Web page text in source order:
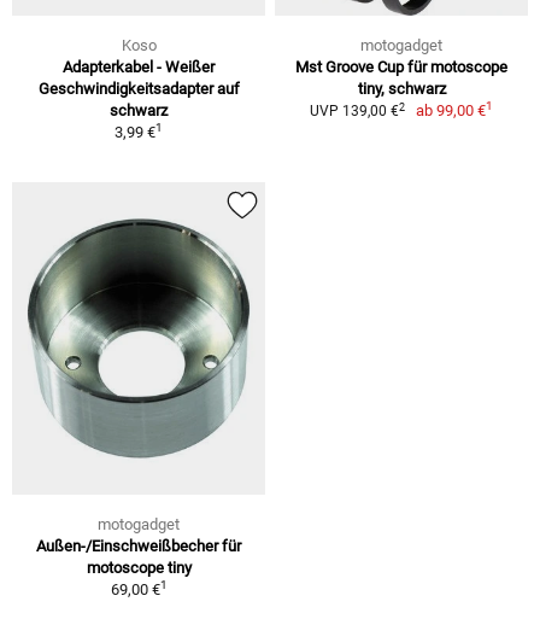
Koso
Adapterkabel - Weißer
Geschwindigkeitsadapter auf
schwarz
3,99 €1
motogadget
Mst Groove Cup für motoscope
tiny, schwarz
UVP 139,00 €2 ab99,00 €1
motogadget
Außen-/Einschweißbecher für
motoscope tiny
69,00 €1